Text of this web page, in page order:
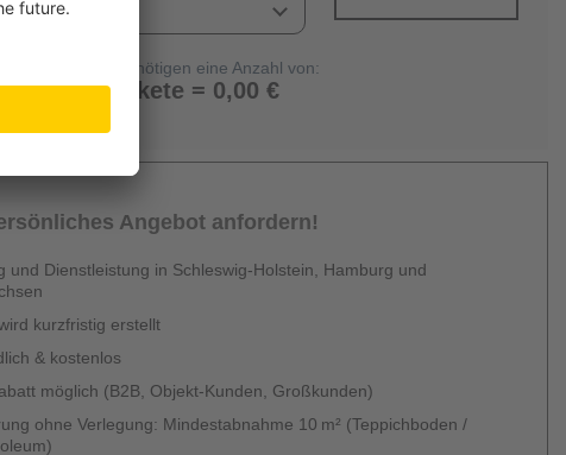
Sie benötigen eine Anzahl von:
0 Pakete = 0,00 €
Angebot anfordern!
und Dienstleistung in Schleswig-Holstein, Hamburg und
kurzfristig erstellt
& kostenlos
möglich (B2B, Objekt-Kunden, Großkunden)
ohne Verlegung: Mindestabnahme 10 m² (Teppichboden /